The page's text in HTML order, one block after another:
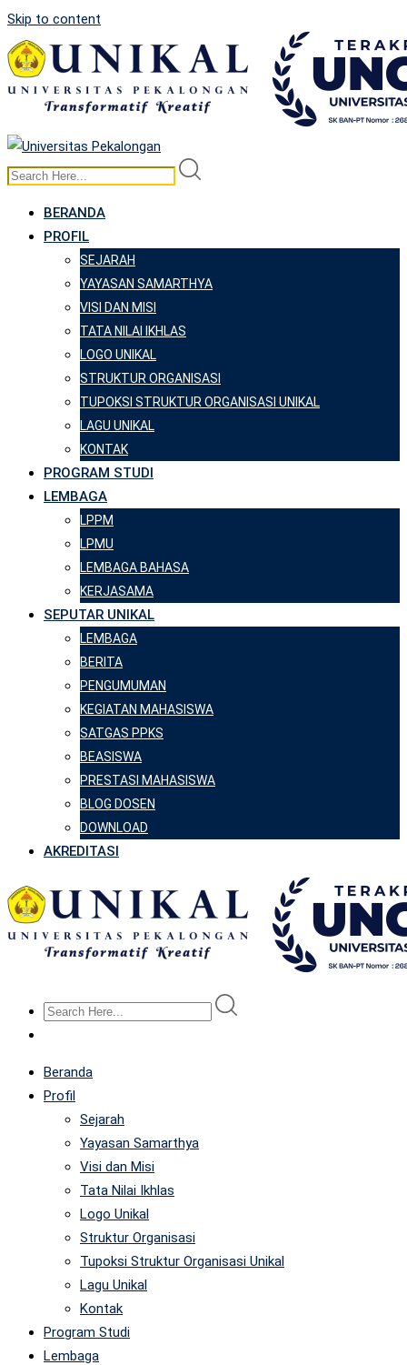
Skip to content
BERANDA
PROFIL
SEJARAH
YAYASAN SAMARTHYA
VISI DAN MISI
TATA NILAI IKHLAS
LOGO UNIKAL
STRUKTUR ORGANISASI
TUPOKSI STRUKTUR ORGANISASI UNIKAL
LAGU UNIKAL
KONTAK
PROGRAM STUDI
LEMBAGA
LPPM
LPMU
LEMBAGA BAHASA
KERJASAMA
SEPUTAR UNIKAL
LEMBAGA
BERITA
PENGUMUMAN
KEGIATAN MAHASISWA
SATGAS PPKS
BEASISWA
PRESTASI MAHASISWA
BLOG DOSEN
DOWNLOAD
AKREDITASI
Beranda
Profil
Sejarah
Yayasan Samarthya
Visi dan Misi
Tata Nilai Ikhlas
Logo Unikal
Struktur Organisasi
Tupoksi Struktur Organisasi Unikal
Lagu Unikal
Kontak
Program Studi
Lembaga